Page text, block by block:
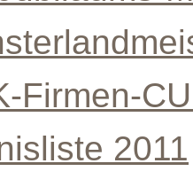
Firmen-
2011